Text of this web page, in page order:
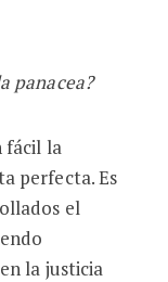
panacea?
fácil la
perfecta. Es
el
la justicia